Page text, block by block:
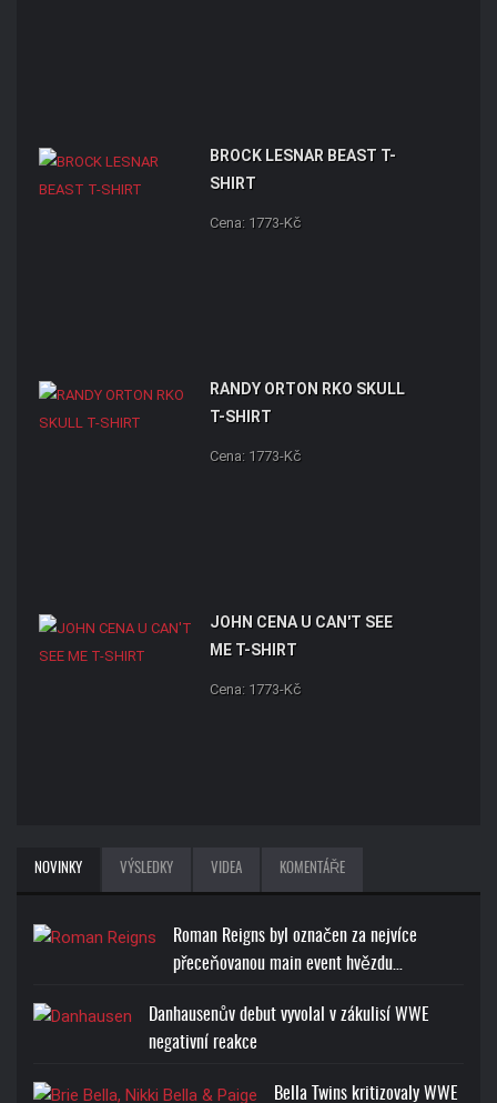
BROCK LESNAR BEAST T-
SHIRT
Cena: 1773-Kč
RANDY ORTON RKO SKULL
T-SHIRT
Cena: 1773-Kč
JOHN CENA U CAN'T SEE
ME T-SHIRT
Cena: 1773-Kč
NOVINKY VÝSLEDKY VIDEA KOMENTÁŘE
Roman Reigns byl označen za nejvíce
přeceňovanou main event hvězdu…
Danhausenův debut vyvolal v zákulisí WWE
negativní reakce
Bella Twins kritizovaly WWE